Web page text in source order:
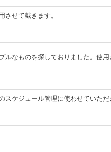
させて戴きます。
ルなものを探しておりました。使用
スケジュール管理に使わせていただ